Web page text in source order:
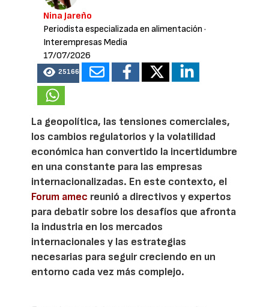
Nina Jareño
Periodista especializada en alimentación ·
Interempresas Media
17/07/2026
25166
La geopolítica, las tensiones comerciales,
los cambios regulatorios y la volatilidad
económica han convertido la incertidumbre
en una constante para las empresas
internacionalizadas. En este contexto, el
Forum amec reunió a directivos y expertos
para debatir sobre los desafíos que afronta
la industria en los mercados
internacionales y las estrategias
necesarias para seguir creciendo en un
entorno cada vez más complejo.